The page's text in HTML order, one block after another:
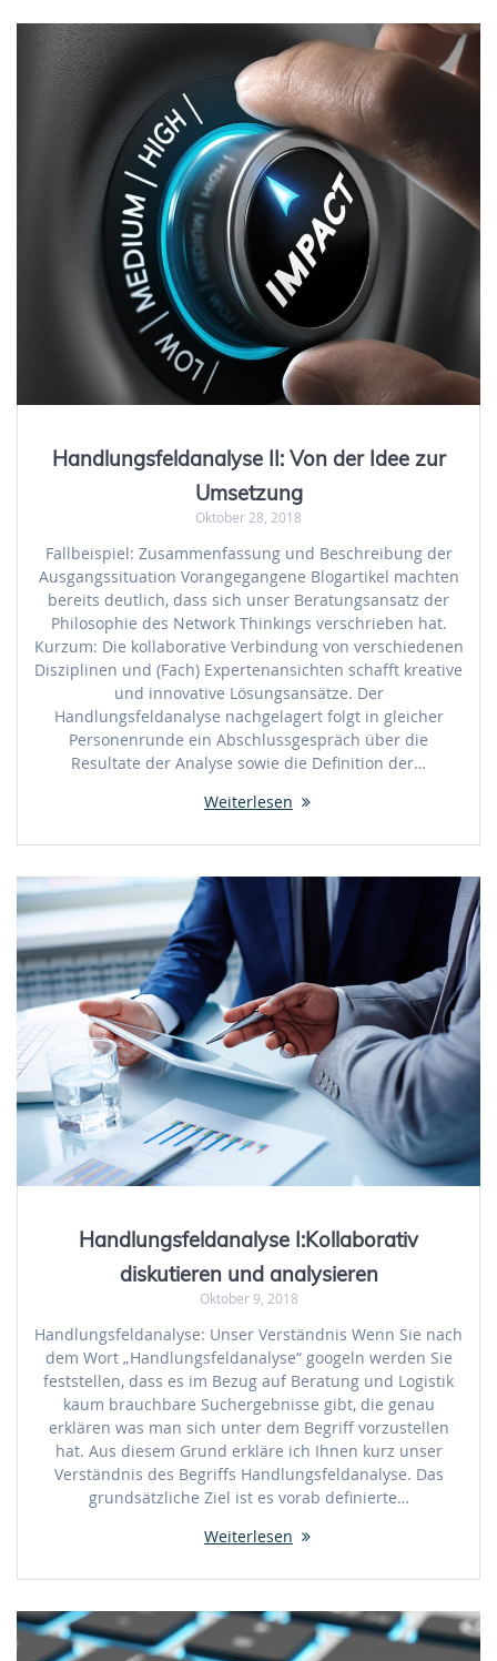
Handlungsfeldanalyse II: Von der Idee zur
Umsetzung
Oktober 28, 2018
Fallbeispiel: Zusammenfassung und Beschreibung der
Ausgangssituation Vorangegangene Blogartikel machten
bereits deutlich, dass sich unser Beratungsansatz der
Philosophie des Network Thinkings verschrieben hat.
Kurzum: Die kollaborative Verbindung von verschiedenen
Disziplinen und (Fach) Expertenansichten schafft kreative
und innovative Lösungsansätze. Der
Handlungsfeldanalyse nachgelagert folgt in gleicher
Personenrunde ein Abschlussgespräch über die
Resultate der Analyse sowie die Definition der…
Weiterlesen
Handlungsfeldanalyse I:Kollaborativ
diskutieren und analysieren
Oktober 9, 2018
Handlungsfeldanalyse: Unser Verständnis Wenn Sie nach
dem Wort „Handlungsfeldanalyse“ googeln werden Sie
feststellen, dass es im Bezug auf Beratung und Logistik
kaum brauchbare Suchergebnisse gibt, die genau
erklären was man sich unter dem Begriff vorzustellen
hat. Aus diesem Grund erkläre ich Ihnen kurz unser
Verständnis des Begriffs Handlungsfeldanalyse. Das
grundsätzliche Ziel ist es vorab definierte…
Weiterlesen